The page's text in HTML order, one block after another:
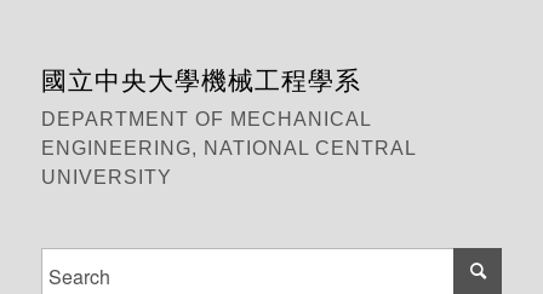
國立中央大學機械工程學系
DEPARTMENT OF MECHANICAL
ENGINEERING, NATIONAL CENTRAL
UNIVERSITY